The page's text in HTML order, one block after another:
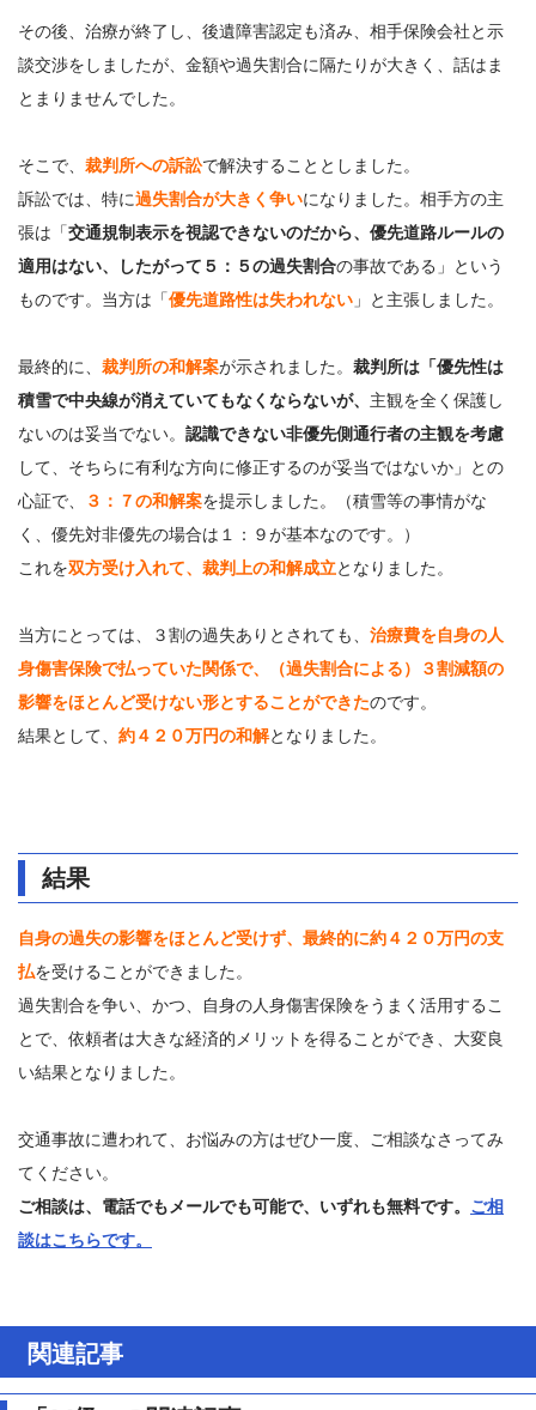
その後、治療が終了し、後遺障害認定も済み、相手保険会社と示
談交渉をしましたが、金額や過失割合に隔たりが大きく、話はま
とまりませんでした。
そこで、 裁判所への訴訟で解決することとしました。
訴訟では、特に過失割合が大きく争いになりました。相手方の主
張は「交通規制表示を視認できないのだから、優先道路ルールの
適用はない、したがって５：５の過失割合の事故である」という
ものです。当方は「優先道路性は失われない 」と主張しました。
最終的に、 裁判所の和解案が示されました。 裁判所は「優先性は
積雪で中央線が消えていてもなくならないが、 主観を全く保護し
ないのは妥当でない。 認識できない非優先側通行者の主観を考慮
して、そちらに有利な方向に修正するのが妥当ではないか」との
心証で、
３：７の和解案を提示しました。（積雪等の事情がな
く、優先対非優先の場合は１：９が基本なのです。）
これを双方受け入れて、裁判上の和解成立となりました。
当方にとっては、３割の過失ありとされても、 治療費を自身の人
身傷害保険で払っていた関係で、（過失割合による）３割減額の
影響をほとんど受けない形とすることができたのです。
結果として、 約４２０万円の和解となりました。
結果
自身の過失の影響をほとんど受けず、最終的に約４２０万円の支
払を受けることができました。
過失割合を争い、かつ、自身の人身傷害保険をうまく活用するこ
とで、依頼者は大きな経済的メリットを得ることができ、大変良
い結果となりました。
交通事故に遭われて、お悩みの方はぜひ一度、ご相談なさってみ
てください。
ご相談は、電話でもメールでも可能で、いずれも無料です。 ご相
談はこちらです。
関連記事